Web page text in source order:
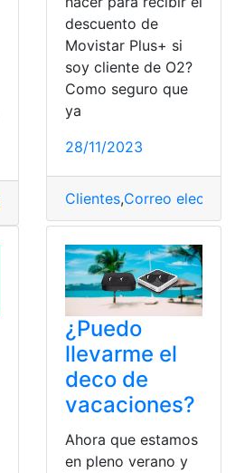
Semana
descuento de
Movistar Plus+ si
soy cliente de O2?
Como seguro que
ya
28/11/2023
Clientes,Correo
¿Puedo
llevarme el
deco de
vacaciones?
Ahora que estamos
en pleno verano y